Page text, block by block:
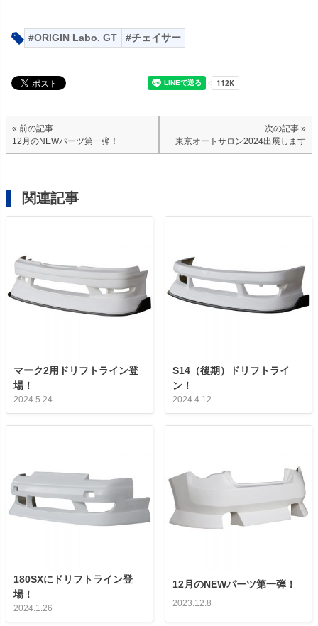
ORIGIN Labo. GT チェイサー
« 前の記事
12月のNEWパーツ第一弾！
次の記事 »
東京オートサロン2024出展します
関連記事
マーク2用ドリフトライン登
場！
2024.5.24
S14（後期）ドリフトライ
ン！
2024.4.12
180SXにドリフトライン登
場！
2024.1.26
12月のNEWパーツ第一弾！
2023.12.8